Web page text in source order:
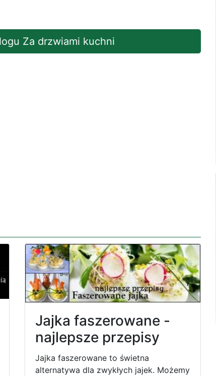
Za drzwiami kuchni
Jajka faszerowane -
najlepsze przepisy
Jajka faszerowane to świetna
alternatywa dla zwykłych jajek. Możemy